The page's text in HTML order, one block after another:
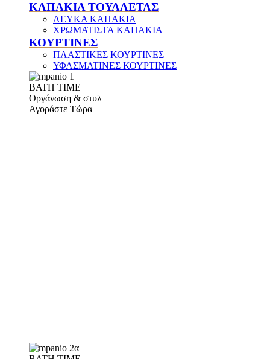
ΚΑΠΑΚΙΑ ΤΟΥΑΛΕΤΑΣ
ΛΕΥΚΑ ΚΑΠΑΚΙΑ
ΧΡΩΜΑΤΙΣΤΑ ΚΑΠΑΚΙΑ
ΚΟΥΡΤΙΝΕΣ
ΠΛΑΣΤΙΚΕΣ ΚΟΥΡΤΙΝΕΣ
ΥΦΑΣΜΑΤΙΝΕΣ ΚΟΥΡΤΙΝΕΣ
ΒΑΤΗ ΤΙΜΕ
Οργάνωση & στυλ
Αγοράστε Τώρα